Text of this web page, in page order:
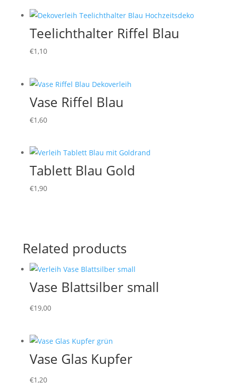
Teelichthalter Riffel Blau
€1,10
Vase Riffel Blau
€1,60
Tablett Blau Gold
€1,90
Related products
Vase Blattsilber small
€19,00
Vase Glas Kupfer
€1,20